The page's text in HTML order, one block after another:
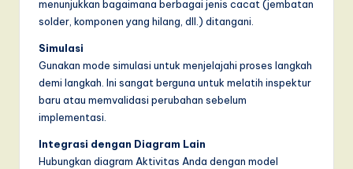
menunjukkan bagaimana berbagai jenis cacat (jembatan
solder, komponen yang hilang, dll.) ditangani.
Simulasi
Gunakan mode simulasi untuk menjelajahi proses langkah
demi langkah. Ini sangat berguna untuk melatih inspektur
baru atau memvalidasi perubahan sebelum
implementasi.
Integrasi dengan Diagram Lain
Hubungkan diagram Aktivitas Anda dengan model